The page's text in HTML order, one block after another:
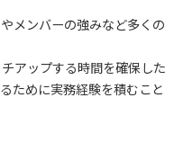
メンバーの強みなど多くの
アップする時間を確保した
ために実務経験を積むこと